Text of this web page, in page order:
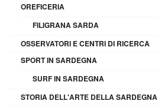
OREFICERIA
FILIGRANA SARDA
OSSERVATORI E CENTRI DI RICERCA
SPORT IN SARDEGNA
SURF IN SARDEGNA
STORIA DELL'ARTE DELLA SARDEGNA